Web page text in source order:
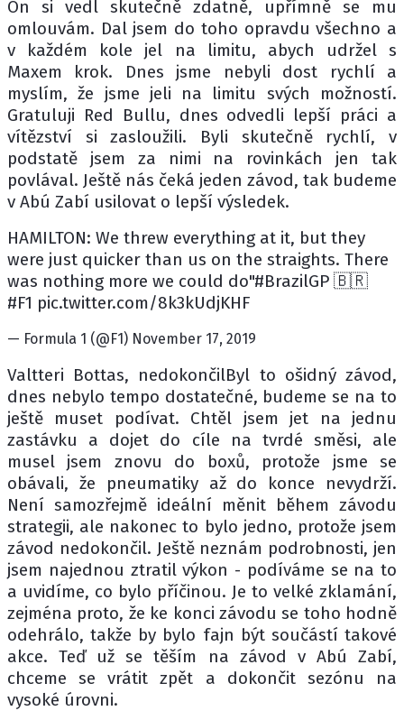
On si vedl skutečně zdatně, upřímně se mu
omlouvám. Dal jsem do toho opravdu všechno a
v každém kole jel na limitu, abych udržel s
Maxem krok. Dnes jsme nebyli dost rychlí a
myslím, že jsme jeli na limitu svých možností.
Gratuluji Red Bullu, dnes odvedli lepší práci a
vítězství si zasloužili. Byli skutečně rychlí, v
podstatě jsem za nimi na rovinkách jen tak
povlával. Ještě nás čeká jeden závod, tak budeme
v Abú Zabí usilovat o lepší výsledek.
HAMILTON: We threw everything at it, but they
were just quicker than us on the straights. There
was nothing more we could do"#BrazilGP 🇧🇷
#F1 pic.twitter.com/8k3kUdjKHF
— Formula 1 (@F1) November 17, 2019
Valtteri Bottas, nedokončilByl to ošidný závod,
dnes nebylo tempo dostatečné, budeme se na to
ještě muset podívat. Chtěl jsem jet na jednu
zastávku a dojet do cíle na tvrdé směsi, ale
musel jsem znovu do boxů, protože jsme se
obávali, že pneumatiky až do konce nevydrží.
Není samozřejmě ideální měnit během závodu
strategii, ale nakonec to bylo jedno, protože jsem
závod nedokončil. Ještě neznám podrobnosti, jen
jsem najednou ztratil výkon - podíváme se na to
a uvidíme, co bylo příčinou. Je to velké zklamání,
zejména proto, že ke konci závodu se toho hodně
odehrálo, takže by bylo fajn být součástí takové
akce. Teď už se těším na závod v Abú Zabí,
chceme se vrátit zpět a dokončit sezónu na
vysoké úrovni.